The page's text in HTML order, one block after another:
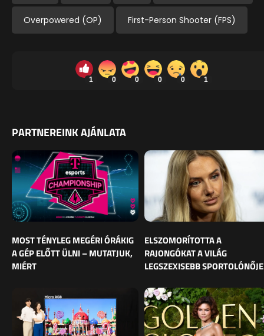
Overpowered (OP) First-Person Shooter (FPS)
1 0 0 0 0 1
PARTNEREINK AJÁNLATA
MOST TÉNYLEG MEGÉRI ÓRÁKIG
A GÉP ELŐTT ÜLNI – MUTATJUK,
MIÉRT
ELSZOMORÍTOTTA A
RAJONGÓKAT A VILÁG
LEGSZEXISEBB SPORTOLÓNŐJE